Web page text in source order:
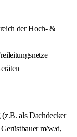
der Hoch- &
als Dachdecker
m/w/d,